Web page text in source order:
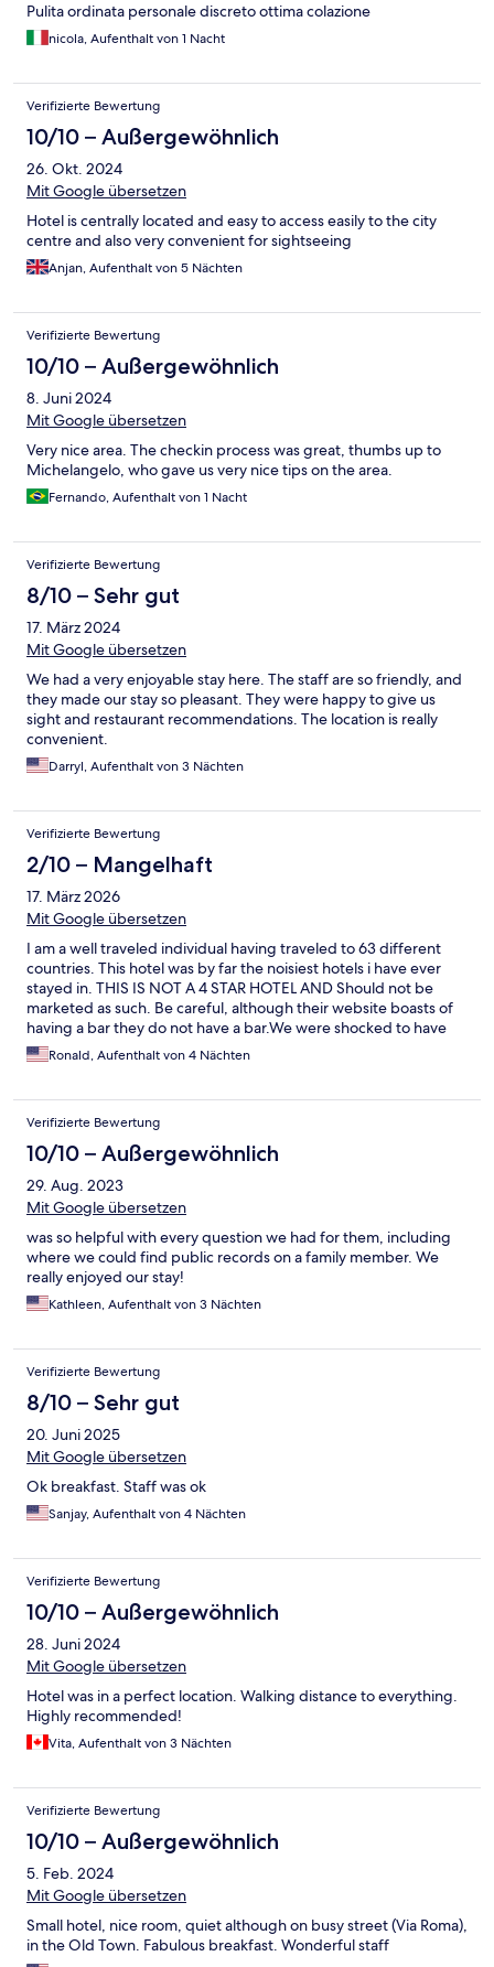
Pulita ordinata personale discreto ottima colazione
nicola, Aufenthalt von 1 Nacht
Verifizierte Bewertung
10/10 – Außergewöhnlich
26. Okt. 2024
Mit Google übersetzen
Hotel is centrally located and easy to access easily to the city
centre and also very convenient for sightseeing
Anjan, Aufenthalt von 5 Nächten
Verifizierte Bewertung
10/10 – Außergewöhnlich
8. Juni 2024
Mit Google übersetzen
Very nice area. The checkin process was great, thumbs up to
Michelangelo, who gave us very nice tips on the area.
Fernando, Aufenthalt von 1 Nacht
Verifizierte Bewertung
8/10 – Sehr gut
17. März 2024
Mit Google übersetzen
We had a very enjoyable stay here. The staff are so friendly, and
they made our stay so pleasant. They were happy to give us
sight and restaurant recommendations. The location is really
convenient.
Darryl, Aufenthalt von 3 Nächten
Verifizierte Bewertung
2/10 – Mangelhaft
17. März 2026
Mit Google übersetzen
I am a well traveled individual having traveled to 63 different
countries. This hotel was by far the noisiest hotels i have ever
stayed in. THIS IS NOT A 4 STAR HOTEL AND Should not be
marketed as such. Be careful, although their website boasts of
having a bar they do not have a bar.We were shocked to have
returned to our room while the maid was on our floor and found
a 10 year old or so daughter of the maid in our room alone. I
property!
Ronald, Aufenthalt von 4 Nächten
Verifizierte Bewertung
10/10 – Außergewöhnlich
29. Aug. 2023
Mit Google übersetzen
was so helpful with every question we had for them, including
where we could find public records on a family member. We
really enjoyed our stay!
Kathleen, Aufenthalt von 3 Nächten
Verifizierte Bewertung
8/10 – Sehr gut
20. Juni 2025
Mit Google übersetzen
Ok breakfast. Staff was ok
Sanjay, Aufenthalt von 4 Nächten
Verifizierte Bewertung
10/10 – Außergewöhnlich
28. Juni 2024
Mit Google übersetzen
Hotel was in a perfect location. Walking distance to everything.
Highly recommended!
Vita, Aufenthalt von 3 Nächten
Verifizierte Bewertung
10/10 – Außergewöhnlich
5. Feb. 2024
Mit Google übersetzen
Small hotel, nice room, quiet although on busy street (Via Roma),
in the Old Town. Fabulous breakfast. Wonderful staff